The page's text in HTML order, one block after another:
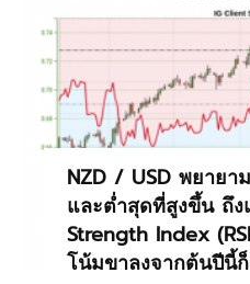
NZD / USD พยายา
และต่ำสุดที่สูงขึ้น ถึ
Strength Index
โน้มขาลงจากต้นปีนี้